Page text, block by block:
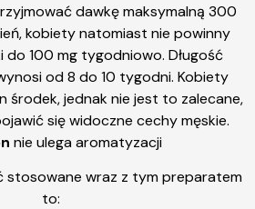
dawkę maksymalną 300
kobiety natomiast nie powinny
100 mg tygodniowo. Długość
od 8 do 10 tygodni. Kobiety
środek, jednak nie jest to zalecane,
się widoczne cechy męskie.
nie ulega aromatyzacji
stosowane wraz z tym preparatem
to: